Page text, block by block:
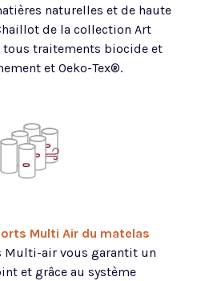
naturelles et de haute
de la collection Art
tous traitements biocide et
et Oeko-Tex®.
Multi Air du matelas
Multi-air vous garantit un
et grâce au système